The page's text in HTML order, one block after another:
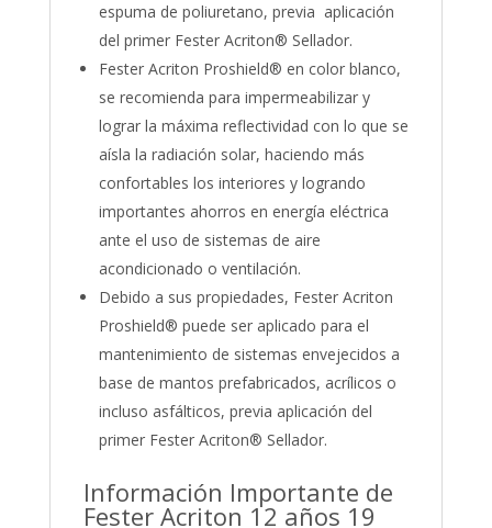
espuma de poliuretano, previa aplicación
del primer Fester Acriton® Sellador.
Fester Acriton Proshield® en color blanco,
se recomienda para impermeabilizar y
lograr la máxima reflectividad con lo que se
aísla la radiación solar, haciendo más
confortables los interiores y logrando
importantes ahorros en energía eléctrica
ante el uso de sistemas de aire
acondicionado o ventilación.
Debido a sus propiedades, Fester Acriton
Proshield® puede ser aplicado para el
mantenimiento de sistemas envejecidos a
base de mantos prefabricados, acrílicos o
incluso asfálticos, previa aplicación del
primer Fester Acriton® Sellador.
Información Importante de
Fester Acriton 12 años 19